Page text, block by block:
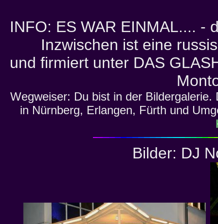
INFO: ES WAR EINMAL.... -
Inzwischen ist eine
und firmiert unter DAS
Wegweiser: Du bist in der
in Nürnberg, Erlangen, Fürth und
Bilder: DJ